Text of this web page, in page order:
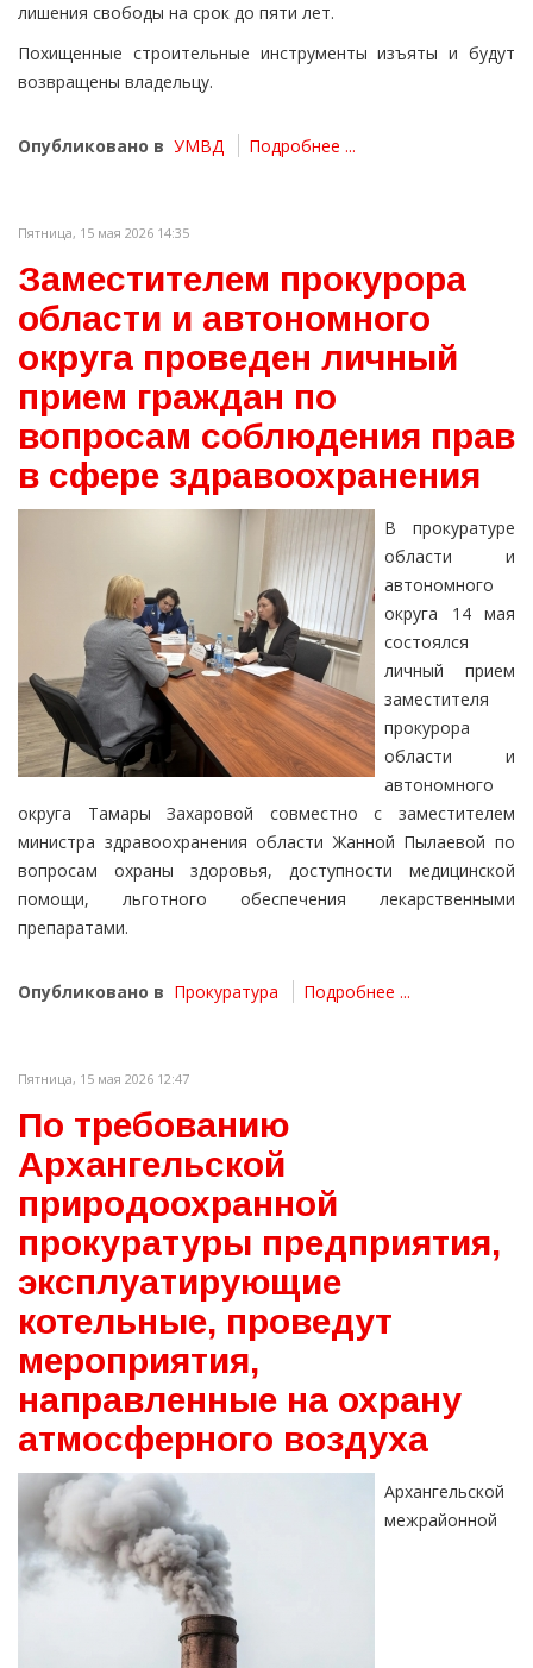
лишения свободы на срок до пяти лет.
Похищенные строительные инструменты изъяты и будут
возвращены владельцу.
Опубликовано в УМВД Подробнее ...
Пятница, 15 мая 2026 14:35
Заместителем прокурора
области и автономного
округа проведен личный
прием граждан по
вопросам соблюдения прав
в сфере здравоохранения
В прокуратуре
области и
автономного
округа 14 мая
состоялся
личный прием
заместителя
прокурора
области и
автономного
округа Тамары Захаровой совместно с заместителем
министра здравоохранения области Жанной Пылаевой по
вопросам охраны здоровья, доступности медицинской
помощи, льготного обеспечения лекарственными
препаратами.
Опубликовано в Прокуратура Подробнее ...
Пятница, 15 мая 2026 12:47
По требованию
Архангельской
природоохранной
прокуратуры предприятия,
эксплуатирующие
котельные, проведут
мероприятия,
направленные на охрану
атмосферного воздуха
Архангельской
межрайонной